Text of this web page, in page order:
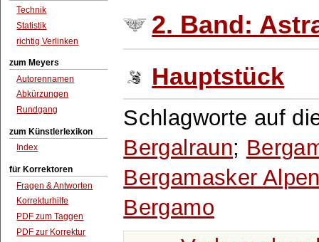
Technik
Statistik
richtig Verlinken
zum Meyers
Autorennamen
Abkürzungen
Rundgang
zum Künstlerlexikon
Index
für Korrektoren
Fragen & Antworten
Korrekturhilfe
PDF zum Taggen
PDF zur Korrektur
2. Band:
Hauptstück
Schlagworte auf
Bergalraun;
Bergamasker
Bergamo